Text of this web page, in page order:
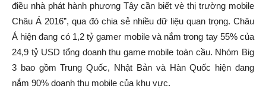
điều nhà phát hành phương Tây cần biết vè thị trường mobile
Châu Á 2016”, qua đó chia sẻ nhiều dữ liệu quan trọng. Châu
Á hiện đang có 1,2 tỷ gamer mobile và nắm trong tay 55% của
24,9 tỷ USD tổng doanh thu game mobile toàn cầu. Nhóm Big
3 bao gồm Trung Quốc, Nhật Bản và Hàn Quốc hiện đang
nắm 90% doanh thu mobile của khu vực.